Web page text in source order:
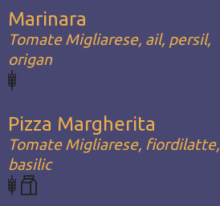
Marinara
Tomate Migliarese, ail, persil,
origan
Pizza Margherita
Tomate Migliarese, fiordilatte,
basilic